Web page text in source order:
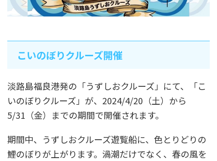
こいのぼりクルーズ開催
淡路島福良港発の「うずしおクルーズ」にて、「こ
いのぼりクルーズ」が、2024/4/20（土）から
5/31（金）までの期間で開催されます。
期間中、うずしおクルーズ遊覧船に、色とりどりの
鯉のぼりが上がります。渦潮だけでなく、春の風を